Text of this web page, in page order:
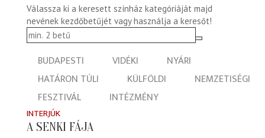
Válassza ki a keresett színház kategóriáját majd
nevének kezdőbetűjét vagy használja a keresőt!
BUDAPESTI VIDÉKI
NYÁRI
HATÁRON TÚLI
KÜLFÖLDI
NEMZETISÉGI
FESZTIVÁL
INTÉZMÉNY
INTERJÚK
A SENKI FÁJA